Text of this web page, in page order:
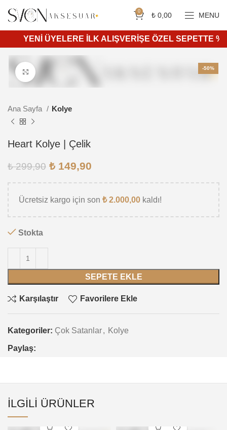
0 ₺ 0,00 MENU
YENİ ÜYELERE İLK ALIŞVERİŞE ÖZEL SEPETTE
-50%
Ana Sayfa Kolye
Heart Kolye | Çelik
₺299,90 ₺ 149,90
Ücretsiz kargo için son ₺2.000,00 kaldı!
Stokta
SEPETE EKLE
Karşılaştır Favorilere Ekle
Kategoriler: Çok Satanlar, Kolye
Paylaş:
İLGILI ÜRÜNLER
Siparişleriniz 4 iş günü içerisinde kargoya teslim edilir. 750 ₺ ve üzeri ücretsiz kargo.